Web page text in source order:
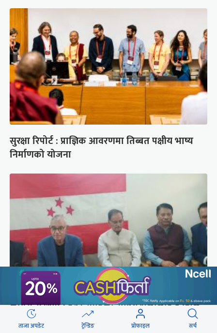
सुरक्षा रिपोर्ट : प्राज्ञिक आवरणमा तिब्बत पक्षीय भाष्य
निर्माणको योजना
कांग्रेस संस्थापन इतर समूहको राष्ट्रिय भेलालाई देउवाले
सम्बोधन गर्ने
ताजा अपडेट ट्रेन्डिङ प्रोफाइल सर्च